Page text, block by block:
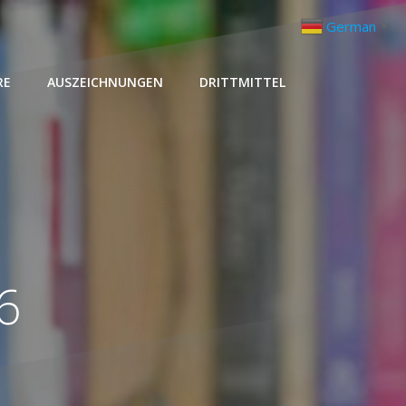
AUSZEICHNUNGEN DRITTMITTEL
German